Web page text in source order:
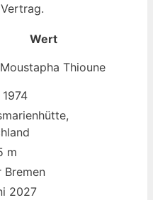
Wert
Thioune
m
Bremen
2027